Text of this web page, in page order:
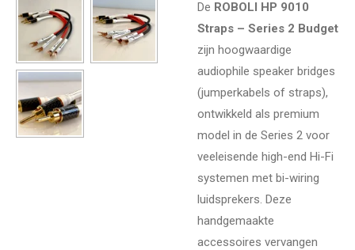
De ROBOLI HP 9010
Straps – Series 2 Budget
zijn hoogwaardige
audiophile speaker bridges
(jumperkabels of straps),
ontwikkeld als premium
model in de Series 2 voor
veeleisende high-end Hi-Fi
systemen met bi-wiring
luidsprekers. Deze
handgemaakte
accessoires vervangen